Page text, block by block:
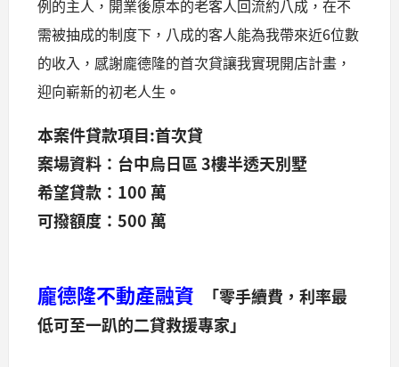
例的主人，開業後原本的老客人回流約八成，在不
需被抽成的制度下，八成的客人能為我帶來近6位數
的收入，感謝龐德隆的首次貸讓我實現開店計畫，
迎向嶄新的初老人生 。
本案件貸款項目:首次貸
案場資料：台中烏日區 3樓半透天別墅
希望貸款：100 萬
可撥額度：500 萬
龐德隆不動產融資
「零手續費，利率最
低可至一趴的二貸救援專家」